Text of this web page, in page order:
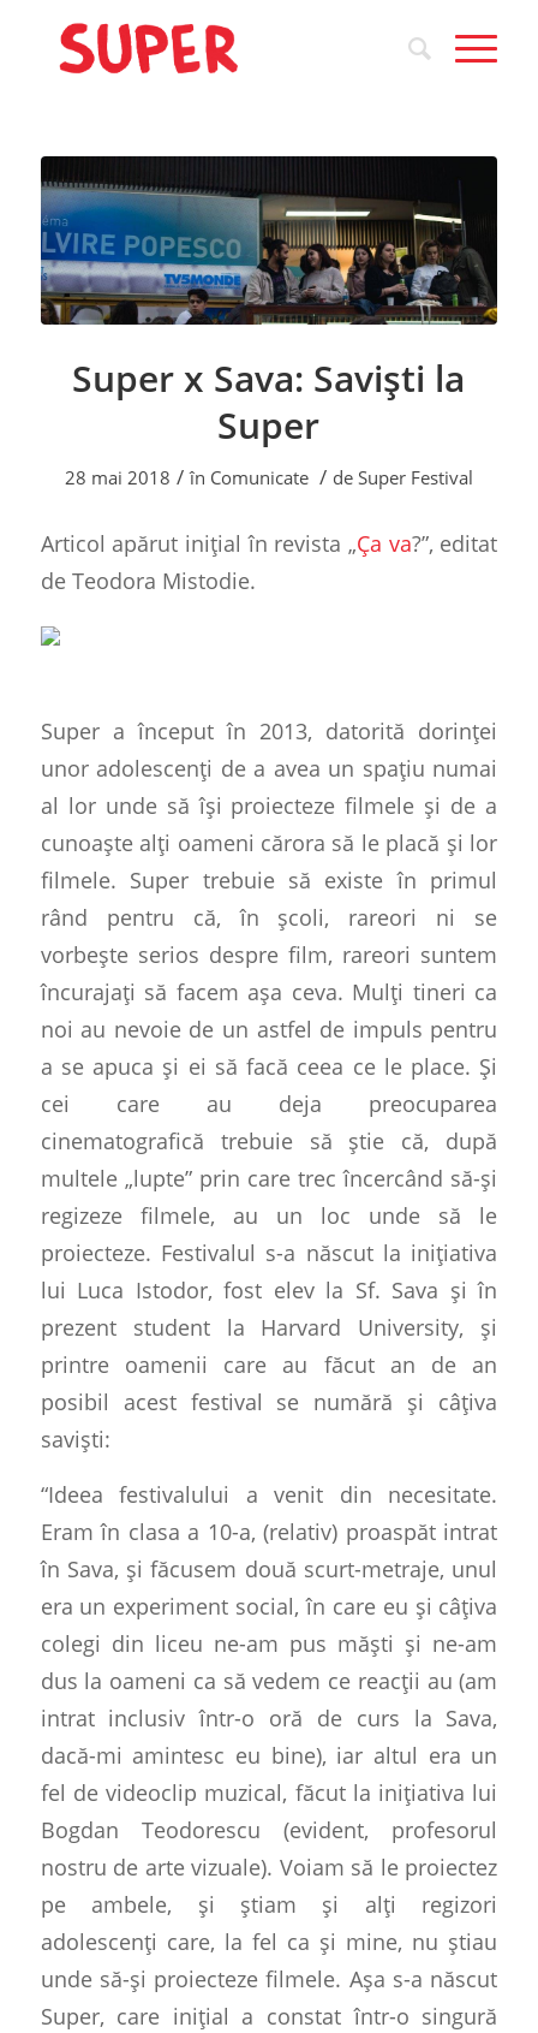
Super x Sava: Saviști la
Super
28 mai 2018 / în Comunicate / de Super Festival
Articol apărut inițial în revista „Ça va?”, editat
de Teodora Mistodie.
Super a început în 2013, datorită dorinței
unor adolescenți de a avea un spațiu numai
al lor unde să își proiecteze filmele și de a
cunoaște alți oameni cărora să le placă și lor
filmele. Super trebuie să existe în primul
rând pentru că, în școli, rareori ni se
vorbește serios despre film, rareori suntem
încurajați să facem așa ceva. Mulți tineri ca
noi au nevoie de un astfel de impuls pentru
a se apuca și ei să facă ceea ce le place. Și
cei care au deja preocuparea
cinematografică trebuie să știe că, după
multele „lupte” prin care trec încercând să-și
regizeze filmele, au un loc unde să le
proiecteze. Festivalul s-a născut la inițiativa
lui Luca Istodor, fost elev la Sf. Sava și în
prezent student la Harvard University, și
printre oamenii care au făcut an de an
posibil acest festival se numără și câțiva
saviști:
“Ideea festivalului a venit din necesitate.
Eram în clasa a 10-a, (relativ) proaspăt intrat
în Sava, și făcusem două scurt-metraje, unul
era un experiment social, în care eu și câțiva
colegi din liceu ne-am pus măști și ne-am
dus la oameni ca să vedem ce reacții au (am
intrat inclusiv într-o oră de curs la Sava,
dacă-mi amintesc eu bine), iar altul era un
fel de videoclip muzical, făcut la inițiativa lui
Bogdan Teodorescu (evident, profesorul
nostru de arte vizuale). Voiam să le proiectez
pe ambele, și știam și alți regizori
adolescenți care, la fel ca și mine, nu știau
unde să-și proiecteze filmele. Așa s-a născut
Super, care inițial a constat într-o singură